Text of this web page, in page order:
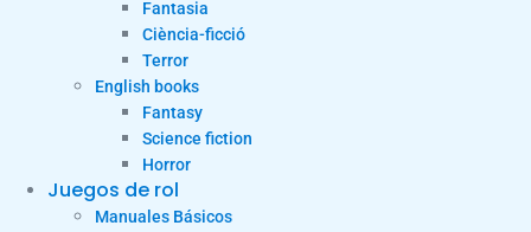
Fantasia
Ciència-ficció
Terror
English books
Fantasy
Science fiction
Horror
Juegos de rol
Manuales Básicos